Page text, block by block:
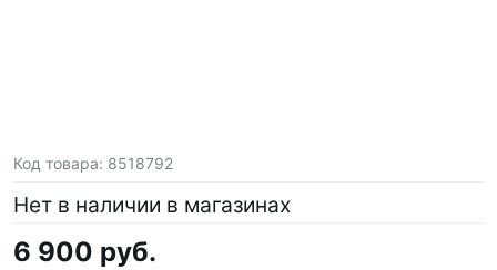
Код товара: 8518792
Нет в наличии в магазинах
6 900 руб.